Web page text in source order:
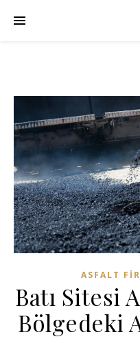
ASFALT
Batı Sitesi
Bölgedeki